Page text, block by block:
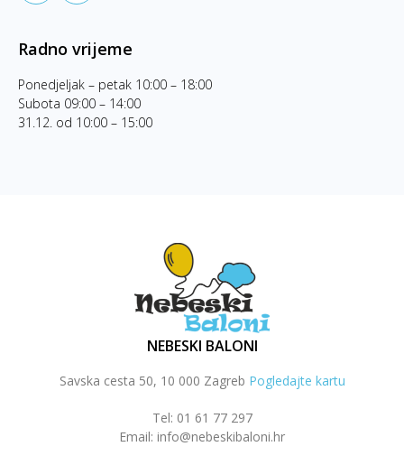
Radno vrijeme
Ponedjeljak – petak 10:00 – 18:00
Subota 09:00 – 14:00
31.12. od 10:00 – 15:00
NEBESKI BALONI
Savska cesta 50, 10 000 Zagreb Pogledajte kartu
Tel: 01 61 77 297
Email: info@nebeskibaloni.hr